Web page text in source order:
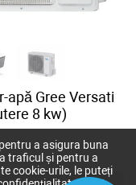
apă Gree Versati
8 kw)
a asigura buna
traficul și pentru a
cookie-urile, le puteți